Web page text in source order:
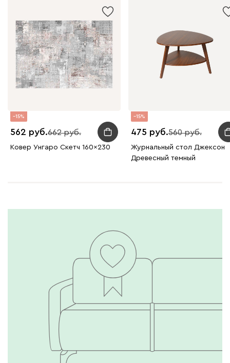
15
562 662
Ковер Унгаро Скетч 160x230
15
475 560
Журнальный стол Джексон
Древесный темный